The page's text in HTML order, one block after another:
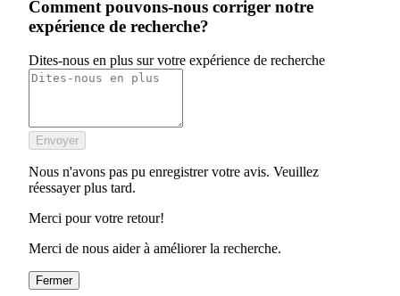
Comment pouvons-nous corriger notre
expérience de recherche?
Dites-nous en plus sur votre expérience de recherche
Envoyer
Nous n'avons pas pu enregistrer votre avis. Veuillez
réessayer plus tard.
Merci pour votre retour!
Merci de nous aider à améliorer la recherche.
Fermer